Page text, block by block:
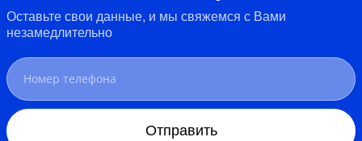
Оставьте свои данные, и мы свяжемся с Вами
незамедлительно
Отправить